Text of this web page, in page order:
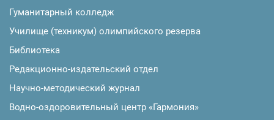
Гуманитарный колледж
Училище (техникум) олимпийского резерва
Библиотека
Редакционно-издательский отдел
Научно-методический журнал
Водно-оздоровительный центр «Гармония»